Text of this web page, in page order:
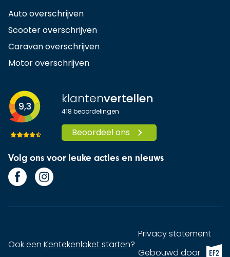
Auto overschrijven
Scooter overschrijven
Caravan overschrijven
Motor overschrijven
9,3 klantenvertellen
418 beoordelingen
Beoordeel ons
Volg ons voor leuke acties en nieuws
Ook een Kentekenloket starten?
Privacy statement
Gebouwd doorEF2